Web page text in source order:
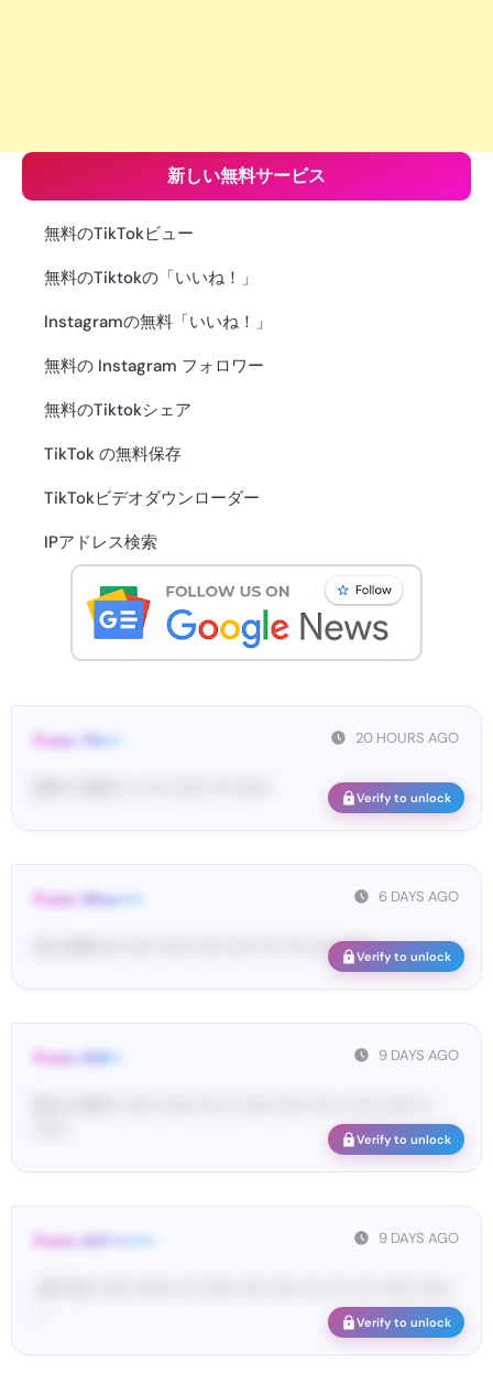
新しい無料サービス
無料のTikTokビュー
無料のTiktokの「いいね！」
Instagramの無料「いいね！」
無料の Instagram フォロワー
無料のTiktokシェア
TikTok の無料保存
TikTokビデオダウンローダー
IPアドレス検索
20 HOURS AGO
From: Tik•••
Verify to unlock
6 DAYS AGO
From: Wha•••••
Yo•• Wh••••• ••••• •••••• ••••• ••••• •••• •••• •••• ••••••Verify to unlock
9 DAYS AGO
From: SHE••
Verify to unlock
9 DAYS AGO
From: 447••••••••
Verify to unlock